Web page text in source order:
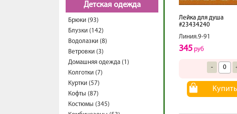
Детская одежда
Брюки (93)
Блузки (142)
Водолазки (8)
Ветровки (3)
Домашняя одежда (1)
Колготки (7)
Куртки (57)
Кофты (87)
Костюмы (345)
Лейка для душа
#23434240
Линия.9-91
345 руб
-
Купить